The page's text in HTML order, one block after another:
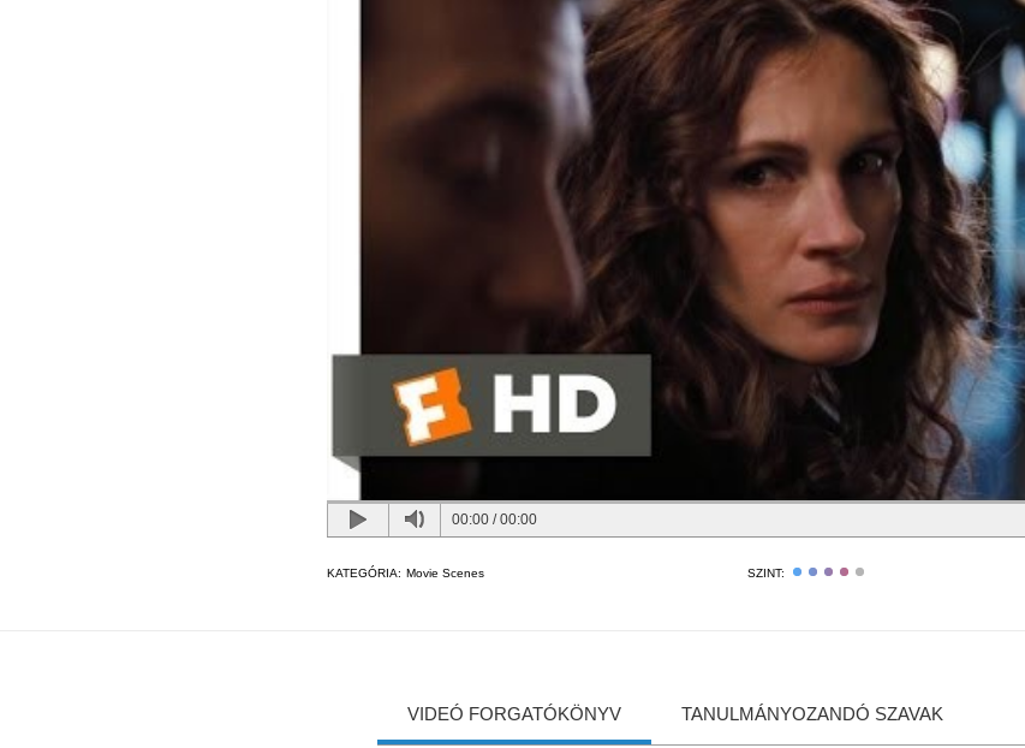
00:00 /00:00
KATEGÓRIA: Movie Scenes SZINT:
VIDEÓ FORGATÓKÖNYV TANULMÁNYOZANDÓ SZAVAK